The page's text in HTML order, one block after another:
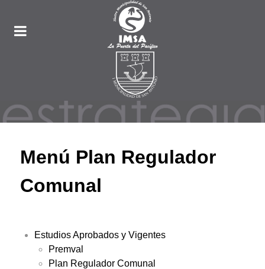
Menú Plan Regulador
Comunal
Estudios Aprobados y Vigentes
Premval
Plan Regulador Comunal